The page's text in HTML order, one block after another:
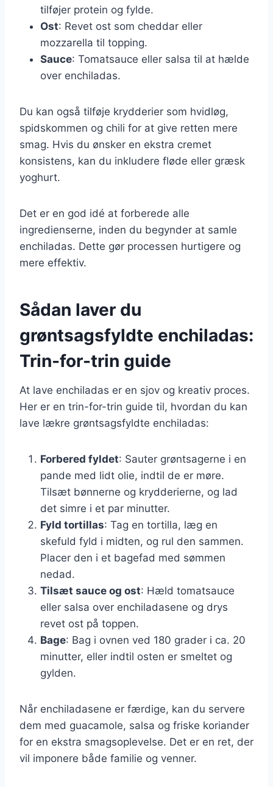
tilføjer protein og fylde.
Ost: Revet ost som cheddar eller
mozzarella til topping.
Sauce: Tomatsauce eller salsa til at hælde
over enchiladas.
Du kan også tilføje krydderier som hvidløg,
spidskommen og chili for at give retten mere
smag. Hvis du ønsker en ekstra cremet
konsistens, kan du inkludere fløde eller græsk
yoghurt.
Det er en god idé at forberede alle
ingredienserne, inden du begynder at samle
enchiladas. Dette gør processen hurtigere og
mere effektiv.
Sådan laver du
grøntsagsfyldte enchiladas:
Trin-for-trin guide
At lave enchiladas er en sjov og kreativ proces.
Her er en trin-for-trin guide til, hvordan du kan
lave lækre grøntsagsfyldte enchiladas:
Forbered fyldet: Sauter grøntsagerne i en
pande med lidt olie, indtil de er møre.
Tilsæt bønnerne og krydderierne, og lad
det simre i et par minutter.
Fyld tortillas: Tag en tortilla, læg en
skefuld fyld i midten, og rul den sammen.
Placer den i et bagefad med sømmen
nedad.
Tilsæt sauce og ost: Hæld tomatsauce
eller salsa over enchiladasene og drys
revet ost på toppen.
Bage: Bag i ovnen ved 180 grader i ca. 20
minutter, eller indtil osten er smeltet og
gylden.
Når enchiladasene er færdige, kan du servere
dem med guacamole, salsa og friske koriander
for en ekstra smagsoplevelse. Det er en ret, der
vil imponere både familie og venner.